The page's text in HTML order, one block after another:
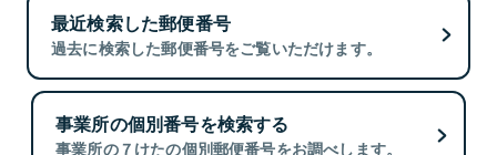
最近検索した郵便番号
過去に検索した郵便番号をご覧いただけます。
事業所の個別番号を検索する
事業所の７けたの個別郵便番号をお調べします。